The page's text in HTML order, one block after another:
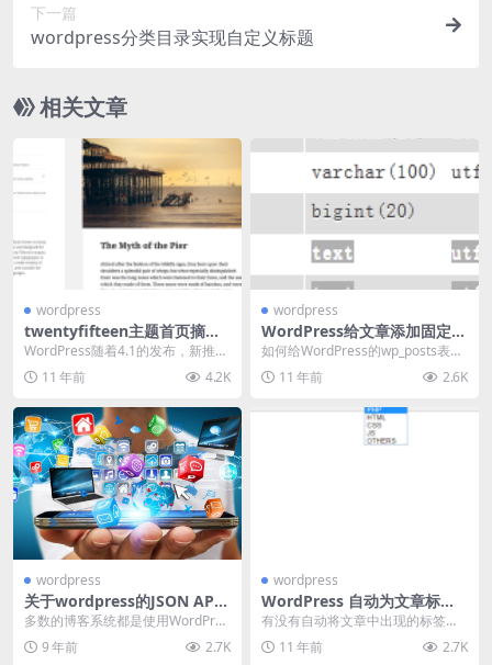
下一篇
wordpress分类目录实现自定义标题
相关文章
wordpress
twentyfifteen主题首页摘要
显示方法
WordPress随着4.1的发布，新推出
了一个新的主题twentyfiftee...
11 年前 4.2K
wordpress
WordPress给文章添加固定字
段
如何给WordPress的wp_posts表添
加一个字段，然后每次发布文章时
就自...11 年前 2.6K
wordpress
关于wordpress的JSON API
使用
多数的博客系统都是使用WordPres
s搭建的，而作为博客系统，可能我
们需要在站...
9 年前 2.7K
wordpress
WordPress 自动为文章标签
(关键词)添加该标签的链接
有没有自动将文章中出现的标签放
上链接？然后多次探索探究找到了
自动将文章中出现的标...
11 年前 2.7K